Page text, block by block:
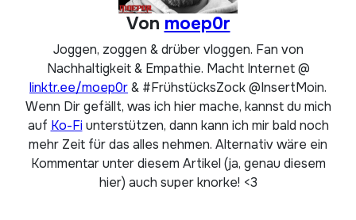
Von moep0r
Joggen, zoggen & drüber vloggen. Fan von
Nachhaltigkeit & Empathie. Macht Internet @
linktr.ee/moep0r& #FrühstücksZock @InsertMoin.
Wenn Dir gefällt, was ich hier mache, kannst du mich
auf Ko-Fiunterstützen, dann kann ich mir bald noch
mehr Zeit für das alles nehmen. Alternativ wäre ein
Kommentar unter diesem Artikel (ja, genau diesem
hier) auch super knorke! <3